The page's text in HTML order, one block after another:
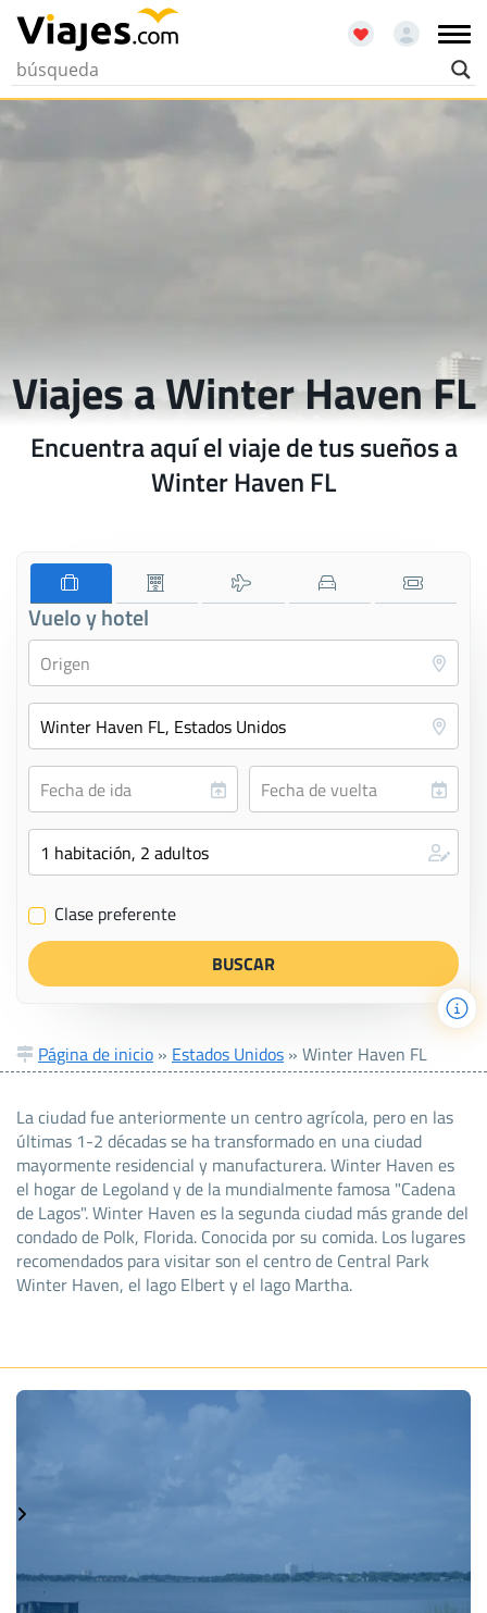
Viajes a Winter Haven FL
Encuentra aquí el viaje de tus sueños a
Winter Haven FL
Vuelo y hotel
✔ Clase preferente
Página de inicio » Estados Unidos » Winter Haven FL
La ciudad fue anteriormente un centro agrícola, pero en las
últimas 1-2 décadas se ha transformado en una ciudad
mayormente residencial y manufacturera. Winter Haven es
el hogar de Legoland y de la mundialmente famosa "Cadena
de Lagos". Winter Haven es la segunda ciudad más grande del
condado de Polk, Florida. Conocida por su comida. Los lugares
recomendados para visitar son el centro de Central Park
Winter Haven, el lago Elbert y el lago Martha.